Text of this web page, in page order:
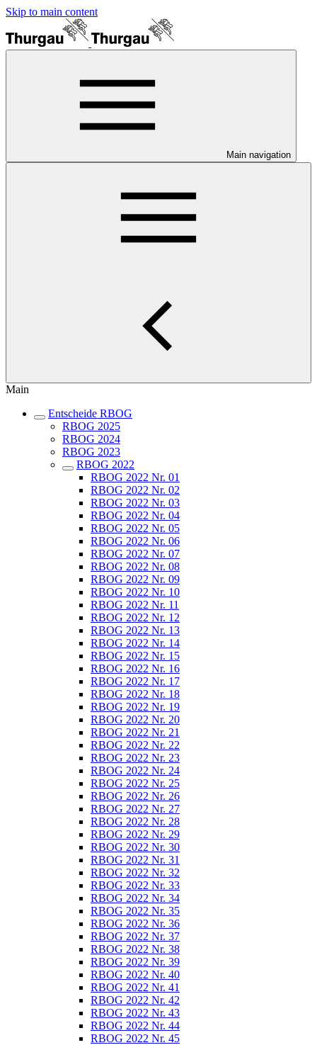
Skip to main content
Main navigation
Main
Entscheide RBOG
RBOG 2025
RBOG 2024
RBOG 2023
RBOG 2022
RBOG 2022 Nr. 01
RBOG 2022 Nr. 02
RBOG 2022 Nr. 03
RBOG 2022 Nr. 04
RBOG 2022 Nr. 05
RBOG 2022 Nr. 06
RBOG 2022 Nr. 07
RBOG 2022 Nr. 08
RBOG 2022 Nr. 09
RBOG 2022 Nr. 10
RBOG 2022 Nr. 11
RBOG 2022 Nr. 12
RBOG 2022 Nr. 13
RBOG 2022 Nr. 14
RBOG 2022 Nr. 15
RBOG 2022 Nr. 16
RBOG 2022 Nr. 17
RBOG 2022 Nr. 18
RBOG 2022 Nr. 19
RBOG 2022 Nr. 20
RBOG 2022 Nr. 21
RBOG 2022 Nr. 22
RBOG 2022 Nr. 23
RBOG 2022 Nr. 24
RBOG 2022 Nr. 25
RBOG 2022 Nr. 26
RBOG 2022 Nr. 27
RBOG 2022 Nr. 28
RBOG 2022 Nr. 29
RBOG 2022 Nr. 30
RBOG 2022 Nr. 31
RBOG 2022 Nr. 32
RBOG 2022 Nr. 33
RBOG 2022 Nr. 34
RBOG 2022 Nr. 35
RBOG 2022 Nr. 36
RBOG 2022 Nr. 37
RBOG 2022 Nr. 38
RBOG 2022 Nr. 39
RBOG 2022 Nr. 40
RBOG 2022 Nr. 41
RBOG 2022 Nr. 42
RBOG 2022 Nr. 43
RBOG 2022 Nr. 44
RBOG 2022 Nr. 45